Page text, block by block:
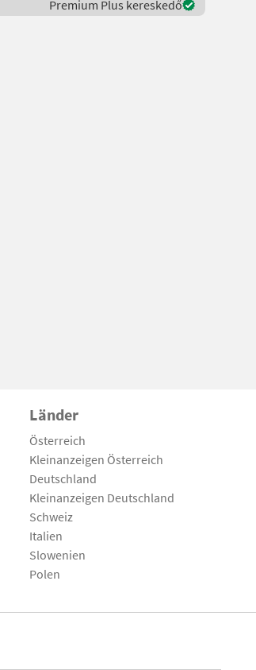
Premium Plus kereskedő
Länder
Österreich
Kleinanzeigen Österreich
Deutschland
Kleinanzeigen Deutschland
Schweiz
Italien
Slowenien
Polen